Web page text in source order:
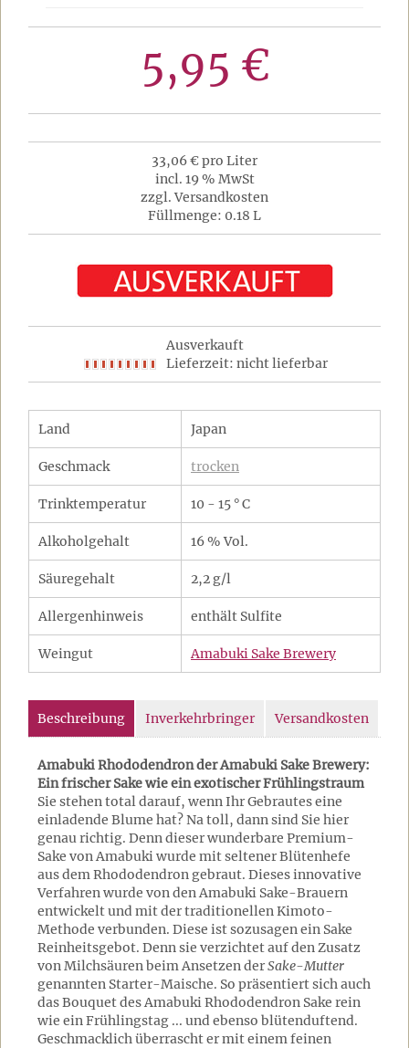
5,95 €
33,06 € pro Liter
incl. 19 % MwSt
zzgl. Versandkosten
Füllmenge: 0.18 L
Ausverkauft
Lieferzeit: nicht lieferbar
Land Japan
Geschmack trocken
Trinktemperatur 10 - 15 ° C
Alkoholgehalt 16 % Vol.
Säuregehalt 2,2 g/l
Allergenhinweis enthält Sulfite
Weingut Amabuki Sake Brewery
Beschreibung Inverkehrbringer Versandkosten
Amabuki Rhododendron der Amabuki Sake Brewery:
Ein frischer Sake wie ein exotischer Frühlingstraum
Sie stehen total darauf, wenn Ihr Gebrautes eine
einladende Blume hat? Na toll, dann sind Sie hier
genau richtig. Denn dieser wunderbare Premium-
Sake von Amabuki wurde mit seltener Blütenhefe
aus dem Rhododendron gebraut. Dieses innovative
Verfahren wurde von den Amabuki Sake-Brauern
entwickelt und mit der traditionellen Kimoto-
Methode verbunden. Diese ist sozusagen ein Sake
Reinheitsgebot. Denn sie verzichtet auf den Zusatz
von Milchsäuren beim Ansetzen derSake-Mutter
genannten Starter-Maische. So präsentiert sich auch
das Bouquet des Amabuki Rhododendron Sake rein
wie ein Frühlingstag ... und ebenso blütenduftend.
Geschmacklich überrascht er mit einem feinen